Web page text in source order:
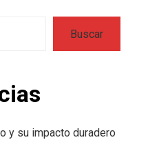
Buscar
y su impacto duradero